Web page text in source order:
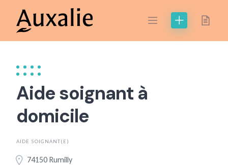
content
Aide soignant à
domicile
AIDE SOIGNANT(E)
74150 Rumilly